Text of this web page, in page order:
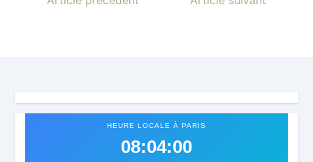
HEURE LOCALE À PARIS
08:04:03